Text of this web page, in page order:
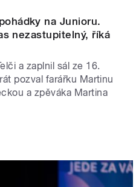
na Junioru.
nezastupitelný, říká
a zaplnil sál ze 16.
pozval farářku Martinu
a zpěváka Martina